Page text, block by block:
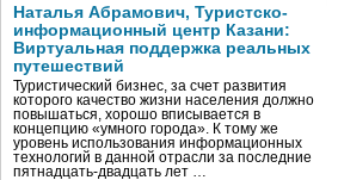
Наталья Абрамович, Туристско-
информационный центр Казани:
Виртуальная поддержка реальных
путешествий
Туристический бизнес, за счет развития
которого качество жизни населения должно
повышаться, хорошо вписывается в
концепцию «умного города». К тому же
уровень использования информационных
технологий в данной отрасли за последние
пятнадцать-двадцать лет …